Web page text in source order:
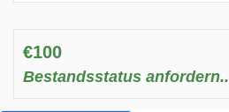
€100
Bestandsstatus anfordern..